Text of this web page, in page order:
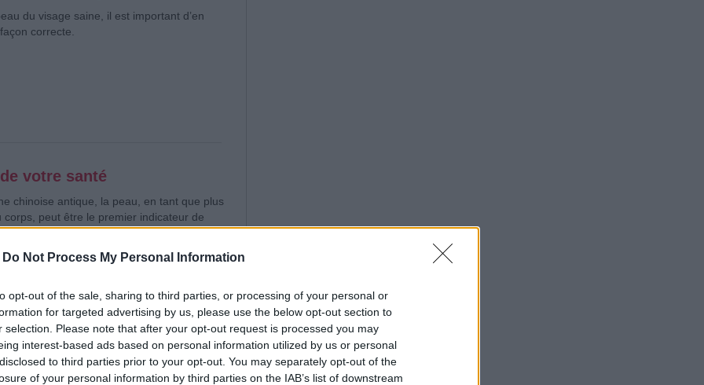
Do Not Process My Personal Information
opt-out of the sale, sharing to third parties, or processing of your personal or
for targeted advertising by us, please use the below opt-out section to
selection. Please note that after your opt-out request is processed you may
interest-based ads based on personal information utilized by us or personal
to third parties prior to your opt-out. You may separately opt-out of the
of your personal information by third parties on the IAB’s list of downstream
du visage saine, il est important d’en
correcte.
votre santé
chinoise antique, la peau, en tant que plus
corps, peut être le premier indicateur de
ou de maladies liées à des organes bien
naturellement des